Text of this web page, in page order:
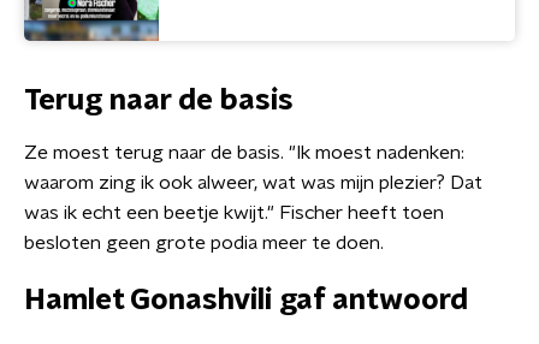
Terug naar de basis
Ze moest terug naar de basis. "Ik moest nadenken:
waarom zing ik ook alweer, wat was mijn plezier? Dat
was ik echt een beetje kwijt." Fischer heeft toen
besloten geen grote podia meer te doen.
Hamlet Gonashvili gaf antwoord